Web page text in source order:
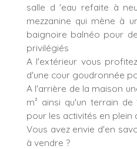
salle d 'eau refaite à
mezzanine qui mène à
baignoire balnéo pour
privilégiés
A l'extérieur vous
d'une cour goudronnée
A l'arrière de la maison
m² ainsi qu'un terrain
pour les activités en plein
Vous avez envie d'en
à vendre ?